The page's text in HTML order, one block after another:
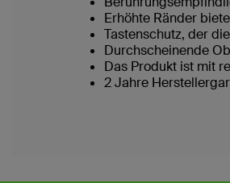
Erhöhte Ränder
Tastenschutz, der
Durchscheinende
Das Produkt ist mit
2 Jahre